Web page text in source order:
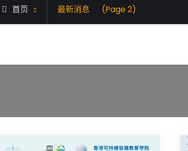
首页 最新消息 (Page 2)